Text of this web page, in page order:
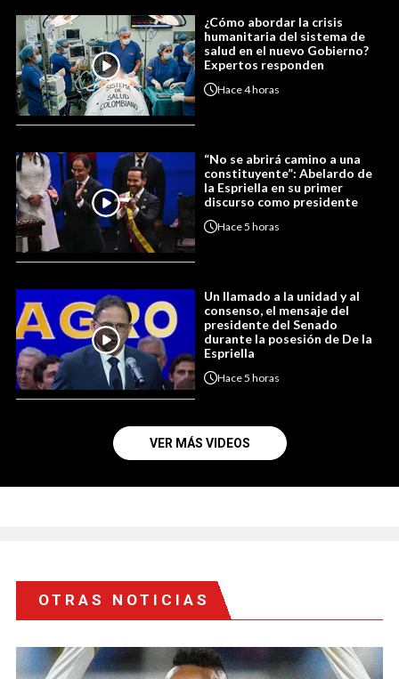
¿Cómo abordar la crisis
humanitaria del sistema de
salud en el nuevo Gobierno?
Expertos responden
Hace4 horas
“No se abrirá camino a una
constituyente”: Abelardo de
la Espriella en su primer
discurso como presidente
Hace5 horas
Un llamado a la unidad y al
consenso, el mensaje del
presidente del Senado
durante la posesión de De la
Espriella
Hace5 horas
VER MÁS VIDEOS
OTRAS NOTICIAS